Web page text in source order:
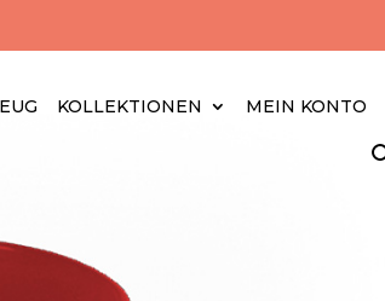
KOLLEKTIONEN MEIN KONTO